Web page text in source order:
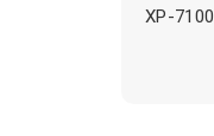
XP-7100